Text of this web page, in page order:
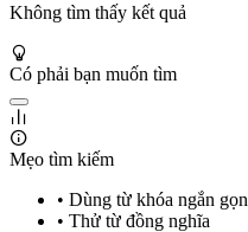
Không tìm thấy kết quả
Có phải bạn muốn tìm
Mẹo tìm kiếm
• Dùng từ khóa ngắn gọn
• Thử từ đồng nghĩa